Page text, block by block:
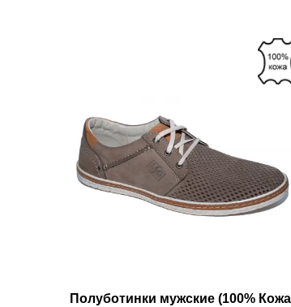
Полуботинки мужские (100%